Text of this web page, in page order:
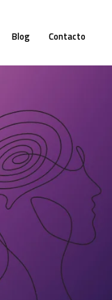
Blog Contacto